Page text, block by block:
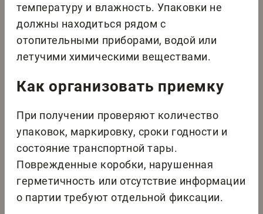
температуру и влажность. Упаковки не
должны находиться рядом с
отопительными приборами, водой или
летучими химическими веществами.
Как организовать приемку
При получении проверяют количество
упаковок, маркировку, сроки годности и
состояние транспортной тары.
Поврежденные коробки, нарушенная
герметичность или отсутствие информации
о партии требуют отдельной фиксации.